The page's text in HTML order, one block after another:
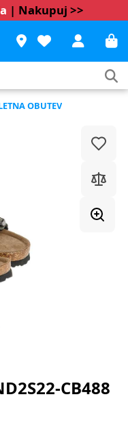
| Nakupuj >>
OBUTEV
CB488